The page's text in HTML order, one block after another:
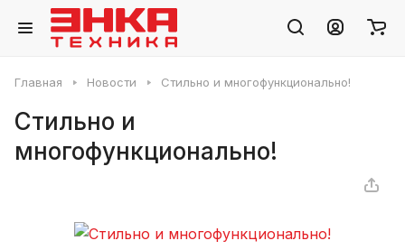
Главная Новости Стильно и многофункционально!
Стильно и
многофункционально!